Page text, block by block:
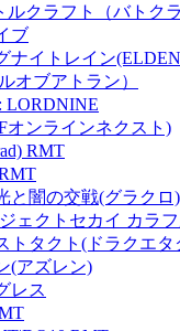
ルクラフト（バトクラ
ブ
ナイトレイン
オブアトラン）
LORDNINE
オンラインネクスト)
RMT
と闇の交戦(グラクロ)
ェクトセカイ カラ
トタクト(ドラクエタ
(アズレン)
レス